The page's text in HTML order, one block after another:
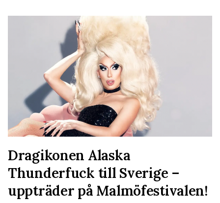
Dragikonen Alaska
Thunderfuck till Sverige –
uppträder på Malmöfestivalen!